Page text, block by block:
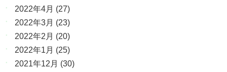
2022年4月 (27)
2022年3月 (23)
2022年2月 (20)
2022年1月 (25)
2021年12月 (30)